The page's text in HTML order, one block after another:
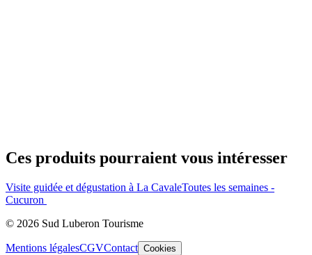
Ces produits pourraient vous intéresser
Visite guidée et dégustation à La CavaleToutes les semaines -
Cucuron
© 2026 Sud Luberon Tourisme
Mentions légalesCGVContact Cookies